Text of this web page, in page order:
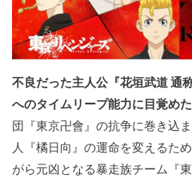
不良だった主人公『花垣武道 通
へのタイムリープ能力に目覚め
団『東京卍會』の抗争に巻き込
人『橘日向』の運命を変えるた
がら元凶となる暴走族チーム『